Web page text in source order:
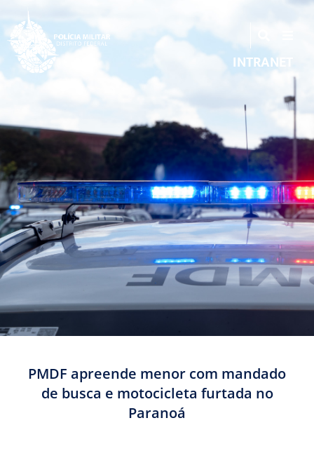
INTRANET
PMDF apreende menor com mandado
de busca e motocicleta furtada no
Paranoá